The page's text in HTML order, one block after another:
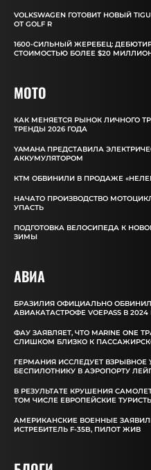
VOLKSWAGEN ГОТОВИТ НОВЫЙ
ОТ GOLF R
1600-СИЛЬНЫЙ ЖЕРЕБЕЦ:
СТОИМОСТЬЮ БОЛЕЕ $20
MOTO
КАК МЕНЯЕТСЯ РЫНОК ЛИЧНОГО
ТРЕНДЫ 2026 ГОДА
YAMAHA ПРЕДСТАВИЛА
АККУМУЛЯТОРОМ
КТМ ОБВИНИЛИ В ПРОДАЖЕ
НАЧАТО ПРОИЗВОДСТВО
УПАСТЬ
ПОДГОТОВКА ВЕЛОСИПЕДА К
ЗИМЫ
АВИА
БРАЗИЛИЯ ОФИЦИАЛЬНО
АВИАКАТАСТРОФЕ VOEPASS В 2024
ФАУ ЗАЯВЛЯЕТ, ЧТО MARINE ONE
СЛИШКОМ БЛИЗКО К
ГЕРМАНИЯ ИССЛЕДУЕТ ВЗРЫВНОЕ
БЕСПИЛОТНИКУ В АЭРОПОРТУ
В РЕЗУЛЬТАТЕ КРУШЕНИЯ
ТОМ ЧИСЛЕ ЕВРОПЕЙСКИЕ
АМЕРИКАНСКИЕ ВОЕННЫЕ
ИСТРЕБИТЕЛЬ F-35B, ПИЛОТ ЖИВ